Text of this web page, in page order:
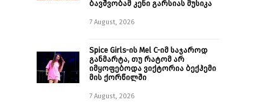
ბავშვობამ კენი გარსიას მუსიკა
7 August, 2026
Spice Girls-ის Mel C-იმ საჯაროდ
განმარტა, თუ რატომ არ
იმყოფებოდა ვიქტორია ბექჰემი
მის ქორწილში
7 August, 2026